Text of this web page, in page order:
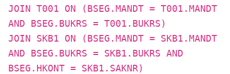
JOIN T001 ON (BSEG.MANDT = T001.MANDT
AND BSEG.BUKRS = T001.BUKRS)
JOIN SKB1 ON (BSEG.MANDT = SKB1.MANDT
AND BSEG.BUKRS = SKB1.BUKRS AND
BSEG.HKONT = SKB1.SAKNR)